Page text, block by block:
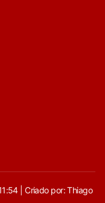
| Criado por: Thiago